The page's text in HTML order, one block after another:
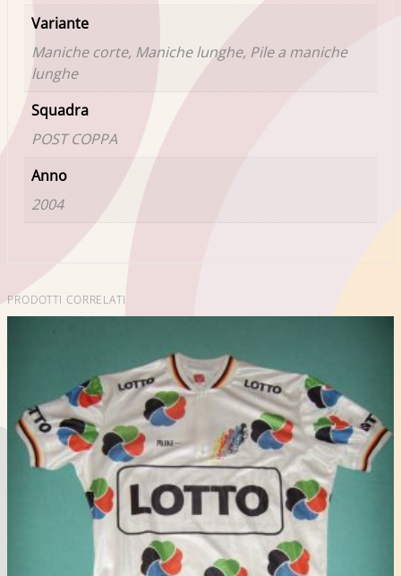
Variante
Maniche corte, Maniche lunghe, Pile a maniche
lunghe
Squadra
POST COPPA
Anno
2004
PRODOTTI CORRELATI